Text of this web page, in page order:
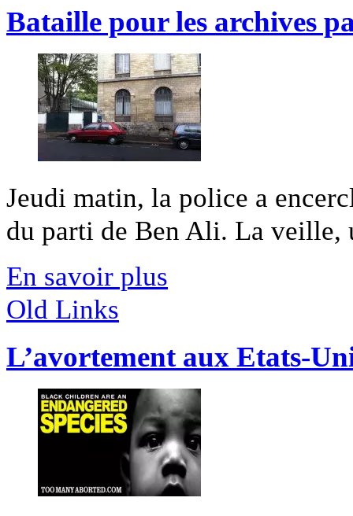
Bataille pour les archives
Jeudi matin, la police a
du parti de Ben Ali. La veille,
En savoir plus
Old Links
L’avortement aux Etats-